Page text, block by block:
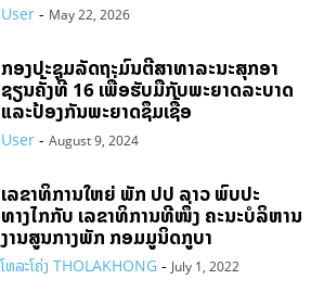
User - May 22, 2026
ກອງປະຊຸມລັດຖະມົນຕີສາທາລະນະສຸກອາ
ຊຽນຄັ້ງທີ 16 ເພື່ອຮັບມືກັບພະຍາດລະບາດ
ແລະປ້ອງກັນພະຍາດຊຶມເຊື້ອ
User - August 9, 2024
ເລຂາທິການໃຫຍ່ ພັກ ປປ ລາວ ພົບປະ
ທາງໄກກັບ ເລຂາທິການທີໜຶ່ງ ຄະນະບໍລິຫານ
ງານສູນກາງພັກ ກອມມູນິດກູບາ
ໂທລະໂຄ່ງ THOLAKHONG - July 1, 2022